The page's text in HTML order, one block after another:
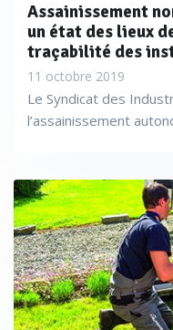
Assainissement
un état des lieux
traçabilité des
11 octobre 2019
Le Syndicat des
l’assainissement